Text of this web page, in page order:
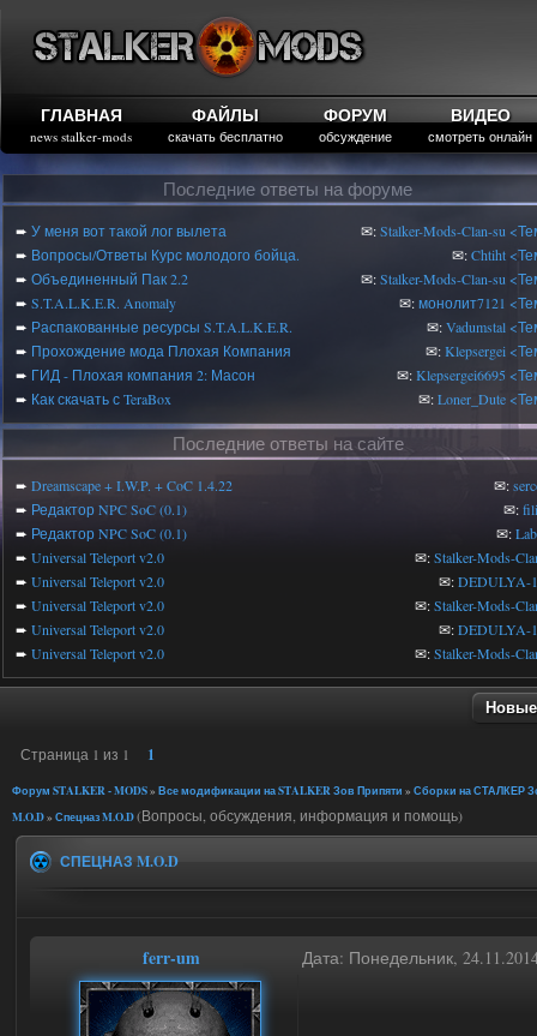
ГЛАВНАЯ
news stalker-mods
ФАЙЛЫ
скачать бесплатно
ФОРУМ
обсуждение
ВИДЕО
смотреть онлайн
Последние ответы на форуме
➨ У меня вот такой лог вылета ✉:Stalker-Mods-Clan-su
➨ Вопросы/Ответы Курс молодого бойца. ✉:Chtiht
➨ Объединенный Пак 2.2 ✉:Stalker-Mods-Clan-su
➨ S.T.A.L.K.E.R. Anomaly ✉:монолит7121
➨ Распакованные ресурсы S.T.A.L.K.E.R. ✉:Vadumstal
➨ Прохождение мода Плохая Компания ✉:Klepsergei
➨ ГИД - Плохая компания 2: Масон ✉:Klepsergei6695
➨ Как скачать с TeraBox ✉:Loner_Dute
Последние ответы на сайте
➨ Dreamscape + I.W.P. + CoC 1.4.22 ✉:
➨ Редактор NPC SoC (0.1) ✉:
➨ Редактор NPC SoC (0.1) ✉:
➨ Universal Teleport v2.0 ✉:Stalker-Mods-
➨ Universal Teleport v2.0 ✉:DEDULYA-
➨ Universal Teleport v2.0 ✉:Stalker-Mods-
➨ Universal Teleport v2.0 ✉:DEDULYA-
➨ Universal Teleport v2.0 ✉:Stalker-Mods-
Страница 1 из 1 1
Форум STALKER - MODS» Все модификации на STALKER Зов Припяти » Сборки на СТАЛКЕР
M.O.D» Спецназ M.O.D(Вопросы, обсуждения, информация и помощь)
СПЕЦНАЗ M.O.D
ferr-um Дата: Понедельник,